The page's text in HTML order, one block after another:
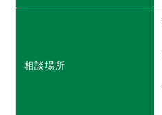
相談場所